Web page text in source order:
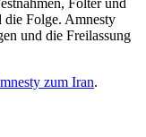
die Folge. Amnesty
und die Freilassung
zum Iran.